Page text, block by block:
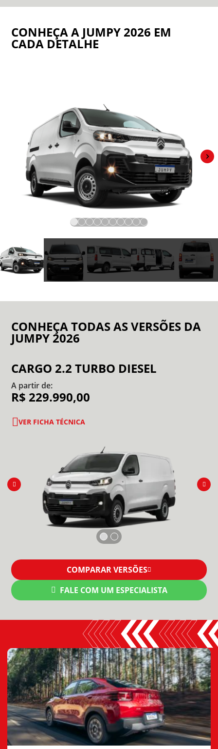
CONHEÇA A JUMPY 2026 EM
CADA DETALHE
CONHEÇA TODAS AS VERSÕES DA
JUMPY 2026
CARGO 2.2 TURBO DIESEL
A partir de:
R$ 229.990,00
VER FICHA TÉCNICA
COMPARAR VERSÕES
FALE COM UM ESPECIALISTA